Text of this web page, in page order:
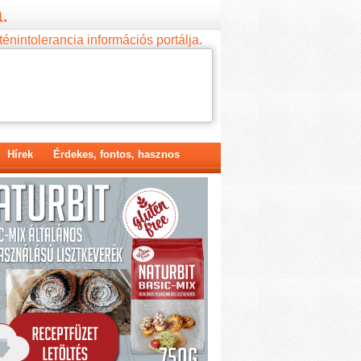
információs portálja.
Hírek Érdekes, fontos, hasznos